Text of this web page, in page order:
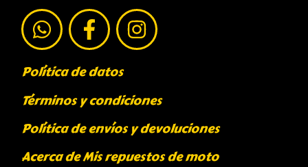
Política de datos
Términos y condiciones
Política de envíos y devoluciones
Acerca de Mis repuestos de moto